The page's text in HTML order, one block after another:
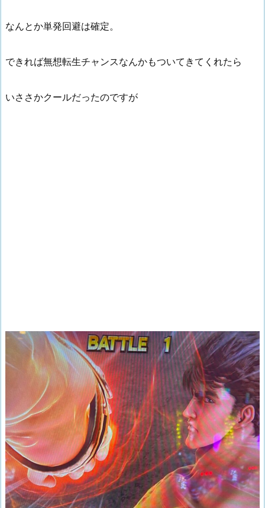
なんとか単発回避は確定。
できれば無想転生チャンスなんかもついてきてくれたら
いささかクールだったのですが